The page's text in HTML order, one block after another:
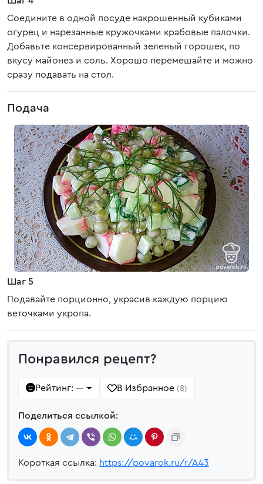
Соедините в одной посуде накрошенный кубиками
огурец и нарезанные кружочками крабовые палочки.
Добавьте консервированный зеленый горошек, по
вкусу майонез и соль. Хорошо перемешайте и можно
сразу подавать на стол.
Подача
Шаг 5
Подавайте порционно, украсив каждую порцию
веточками укропа.
Понравился рецепт?
Рейтинг: — В Избранное (8)
Поделиться ссылкой:
Короткая ссылка: https://povarok.ru/r/A43